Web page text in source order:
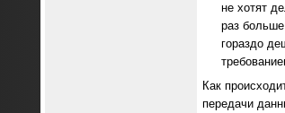
не хотят
раз
гораздо
Как
передачи